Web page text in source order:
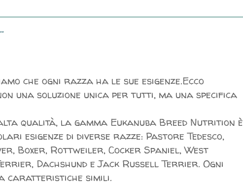
che ogni razza ha le sue esigenze.Ecco
una soluzione unica per tutti, ma una specifica
qualità, la gamma Eukanuba Breed Nutrition è
esigenze di diverse razze: Pastore Tedesco,
Boxer, Rottweiler, Cocker Spaniel, West
Dachshund e Jack Russell Terrier. Ogni
caratteristiche simili.